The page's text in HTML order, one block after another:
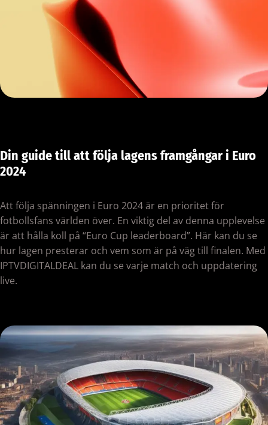
Din guide till att följa lagens framgångar i Euro
2024
Att följa spänningen i Euro 2024 är en prioritet för
fotbollsfans världen över. En viktig del av denna upplevelse
är att hålla koll på “Euro Cup leaderboard”. Här kan du se
hur lagen presterar och vem som är på väg till finalen. Med
IPTVDIGITALDEAL kan du se varje match och uppdatering
live.